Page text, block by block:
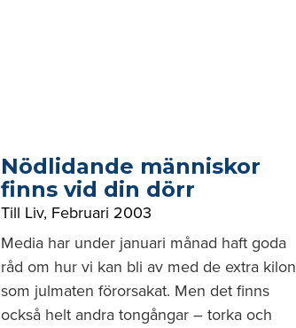
Nödlidande människor
finns vid din dörr
Till Liv, Februari 2003
Media har under januari månad haft goda
råd om hur vi kan bli av med de extra kilon
som julmaten förorsakat. Men det finns
också helt andra tongångar – torka och